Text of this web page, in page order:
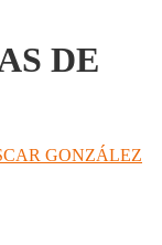
DE
GONZÁLEZ